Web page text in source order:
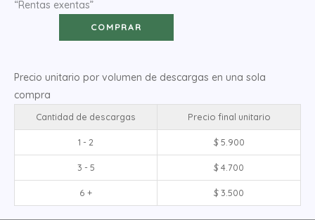
“Rentas exentas”
900222
COMPRAR
Precio unitario por volumen de descargas en una sola
compra
Cantidad de descargas Precio final unitario
1 - 2 $5.900
3 - 5 $4.700
6 + $3.500